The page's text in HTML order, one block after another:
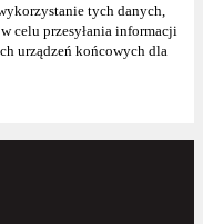
tych danych,
celu przesyłania informacji
urządzeń końcowych dla